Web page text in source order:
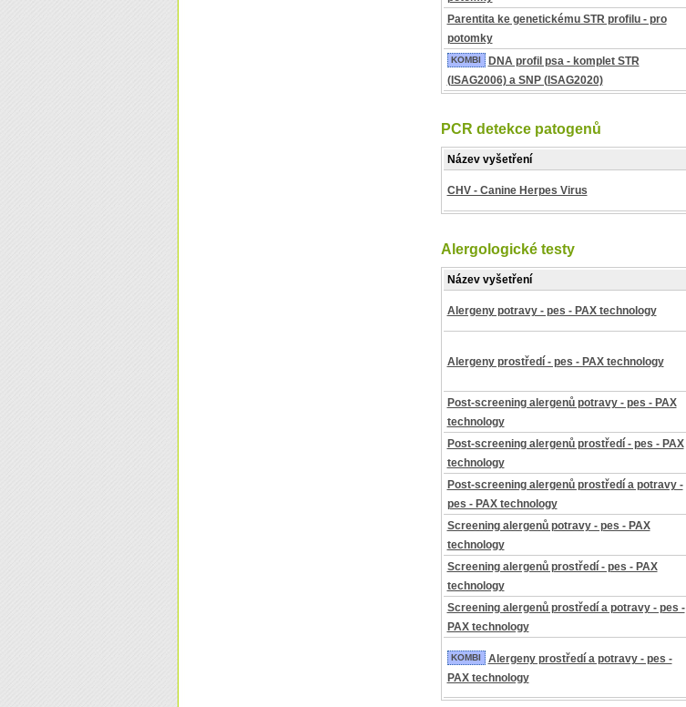
Parentita ke genetickému STR profilu - pro
potomky
KOMBI
DNA profil psa - komplet STR
(ISAG2006) a SNP (ISAG2020)
PCR detekce patogenů
Název vyšetření
CHV - Canine Herpes Virus
Alergologické testy
Název vyšetření
Alergeny potravy - pes - PAX technology
Alergeny prostředí - pes - PAX technology
Post-screening alergenů potravy - pes - PAX
technology
Post-screening alergenů prostředí - pes - PAX
technology
Post-screening alergenů prostředí a potravy -
pes - PAX technology
Screening alergenů potravy - pes - PAX
technology
Screening alergenů prostředí - pes - PAX
technology
Screening alergenů prostředí a potravy - pes -
PAX technology
KOMBI
Alergeny prostředí a potravy - pes -
PAX technology